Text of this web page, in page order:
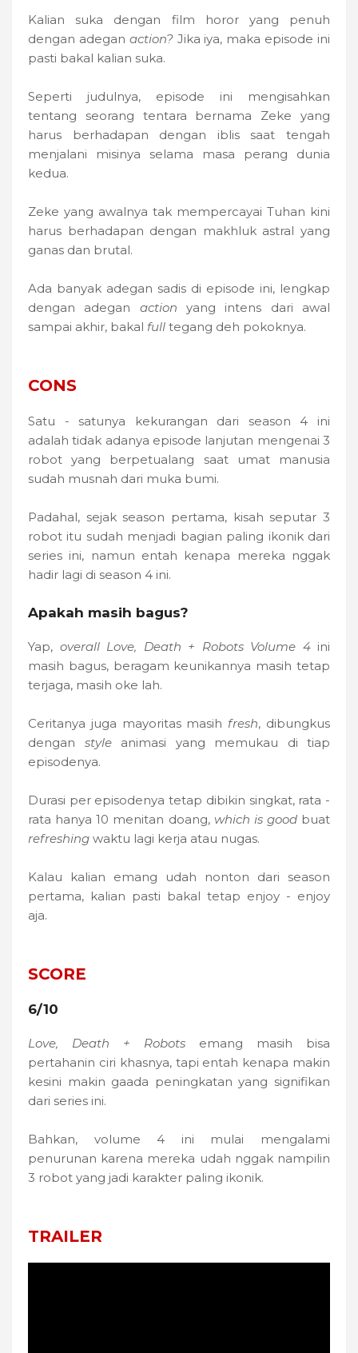
Kalian suka dengan film horor yang penuh
dengan adegan action? Jika iya, maka episode ini
pasti bakal kalian suka.
Seperti judulnya, episode ini mengisahkan
tentang seorang tentara bernama Zeke yang
harus berhadapan dengan iblis saat tengah
menjalani misinya selama masa perang dunia
kedua.
Zeke yang awalnya tak mempercayai Tuhan kini
harus berhadapan dengan makhluk astral yang
ganas dan brutal.
Ada banyak adegan sadis di episode ini, lengkap
dengan adegan action yang intens dari awal
sampai akhir, bakal full tegang deh pokoknya.
CONS
Satu - satunya kekurangan dari season 4 ini
adalah tidak adanya episode lanjutan mengenai 3
robot yang berpetualang saat umat manusia
sudah musnah dari muka bumi.
Padahal, sejak season pertama, kisah seputar 3
robot itu sudah menjadi bagian paling ikonik dari
series ini, namun entah kenapa mereka nggak
hadir lagi di season 4 ini.
Apakah masih bagus?
Yap, overall Love, Death + Robots Volume 4 ini
masih bagus, beragam keunikannya masih tetap
terjaga, masih oke lah.
Ceritanya juga mayoritas masih fresh, dibungkus
dengan style animasi yang memukau di tiap
episodenya.
Durasi per episodenya tetap dibikin singkat, rata -
rata hanya 10 menitan doang, which is goodbuat
refreshing waktu lagi kerja atau nugas.
Kalau kalian emang udah nonton dari season
pertama, kalian pasti bakal tetap enjoy - enjoy
aja.
SCORE
6/10
Love, Death + Robots emang masih bisa
pertahanin ciri khasnya, tapi entah kenapa makin
kesini makin gaada peningkatan yang signifikan
dari series ini.
Bahkan, volume 4 ini mulai mengalami
penurunan karena mereka udah nggak nampilin
3 robot yang jadi karakter paling ikonik.
TRAILER